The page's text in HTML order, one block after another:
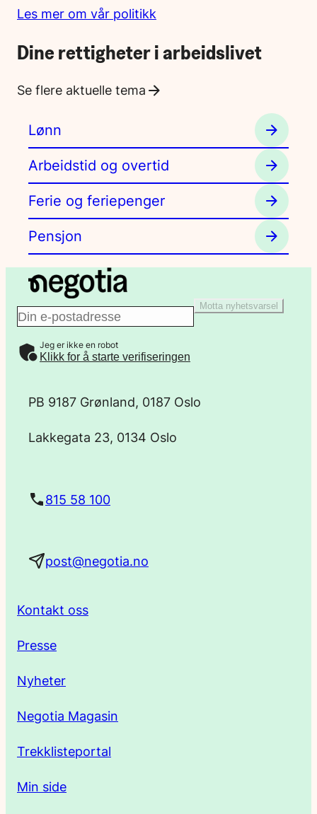
Les mer om vår politikk
Dine rettigheter i arbeidslivet
Se flere aktuelle tema
Lønn
Arbeidstid og overtid
Ferie og feriepenger
Pensjon
E
-
Motta nyhetsvarsel
Jeg er ikke en robot
Klikk for å starte verifiseringen
PB 9187 Grønland, 0187 Oslo
Lakkegata 23, 0134 Oslo
815 58 100
post@negotia.no
Kontakt oss
Presse
Nyheter
Negotia Magasin
Trekklisteportal
Min side